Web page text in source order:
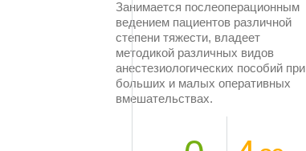
Занимается послеоперационным
ведением пациентов различной
степени тяжести, владеет
методикой различных видов
анестезиологических пособий при
больших и малых оперативных
вмешательствах.